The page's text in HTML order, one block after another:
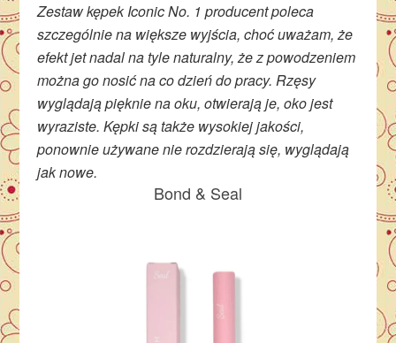
Zestaw kępek Iconic No. 1 producent poleca
szczególnie na większe wyjścia, choć uważam, że
efekt jet nadal na tyle naturalny, że z powodzeniem
można go nosić na co dzień do pracy. Rzęsy
wyglądają pięknie na oku, otwierają je, oko jest
wyraziste. Kępki są także wysokiej jakości,
ponownie używane nie rozdzierają się, wyglądają
jak nowe.
Bond & Seal